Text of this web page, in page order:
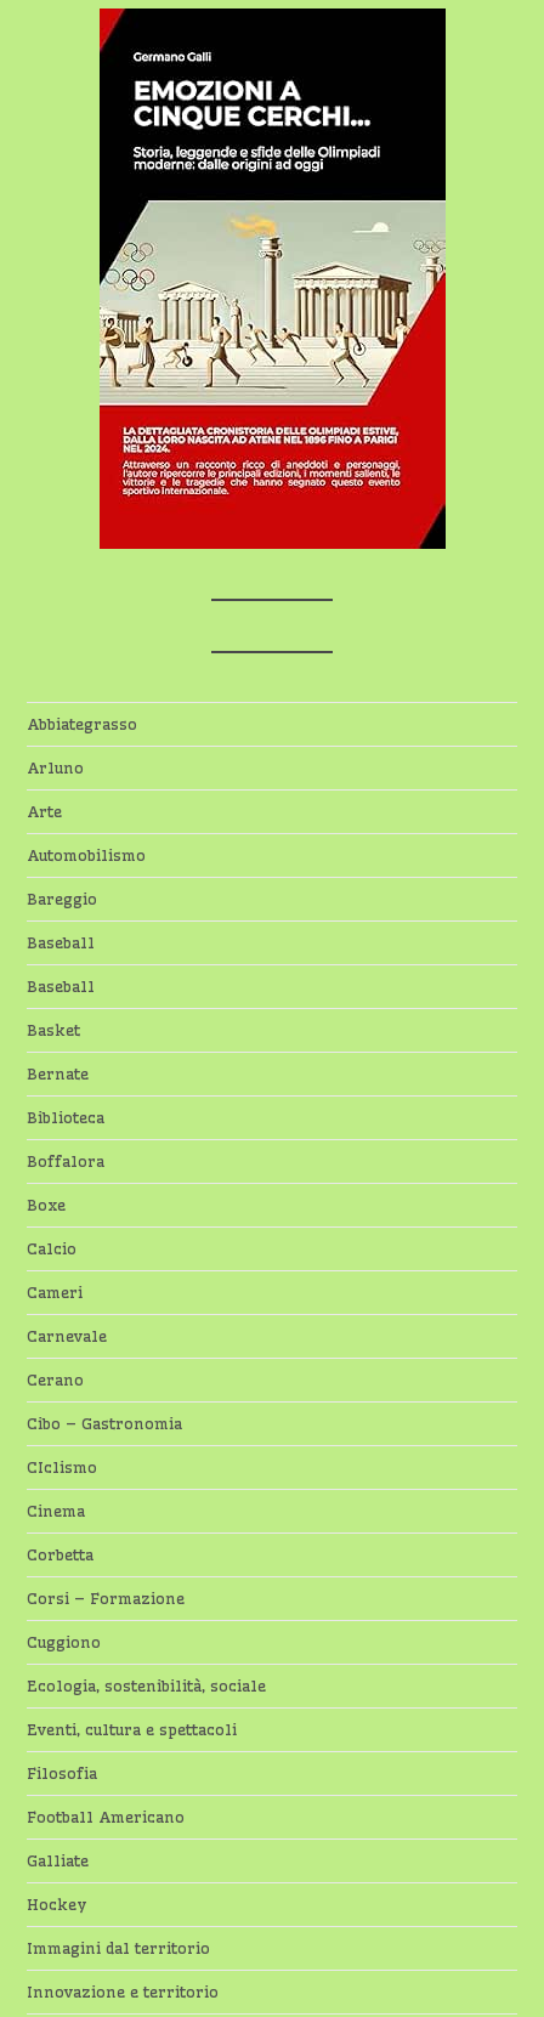
Abbiategrasso
Arluno
Arte
Automobilismo
Bareggio
Baseball
Baseball
Basket
Bernate
Biblioteca
Boffalora
Boxe
Calcio
Cameri
Carnevale
Cerano
Cibo – Gastronomia
CIclismo
Cinema
Corbetta
Corsi – Formazione
Cuggiono
Ecologia, sostenibilità, sociale
Eventi, cultura e spettacoli
Filosofia
Football Americano
Galliate
Hockey
Immagini dal territorio
Innovazione e territorio